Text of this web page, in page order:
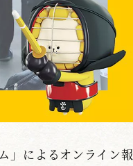
」によるオンライン報